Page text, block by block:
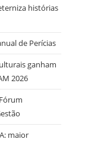
histórias
de Perícias
ganham
2026
maior